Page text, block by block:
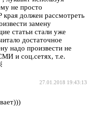
не просто
края должен рассмотреть
замену
статьи стали уже
достаточное
надо произвести не
и соц.сетях, т.е.
27.01.2018 19:43:13